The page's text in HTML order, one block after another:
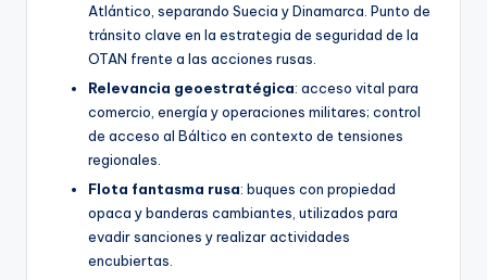
Atlántico, separando Suecia y Dinamarca. Punto de
tránsito clave en la estrategia de seguridad de la
OTAN frente a las acciones rusas.
Relevancia geoestratégica: acceso vital para
comercio, energía y operaciones militares; control
de acceso al Báltico en contexto de tensiones
regionales.
Flota fantasma rusa: buques con propiedad
opaca y banderas cambiantes, utilizados para
evadir sanciones y realizar actividades
encubiertas.